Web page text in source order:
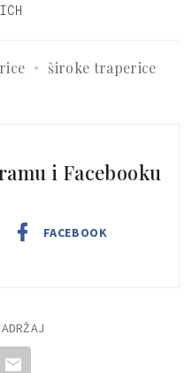
široke traperice
i Facebooku
FACEBOOK